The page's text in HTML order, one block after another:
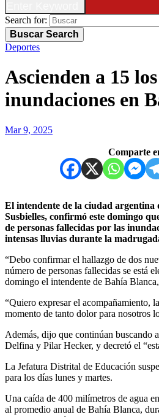
Search for:
Buscar Search
Deportes
Ascienden a 15
inundaciones en
Mar 9, 2025
Comparte
El intendente de la ciudad argentina de Bahía Blanca, Federico
Susbielles, confirmó este domingo
de personas fallecidas por las
intensas lluvias durante la
“Debo confirmar el hallazgo de dos
número de personas fallecidas se está
domingo el intendente de Bahía
“Quiero expresar el acompañamiento,
momento de tanto dolor para nosotros
Además, dijo que continúan buscando
Delfina y Pilar Hecker, y decretó el
La Jefatura Distrital de Educación
para los días lunes y martes.
Una caída de 400 milímetros de agua
al promedio anual de Bahía Blanca,